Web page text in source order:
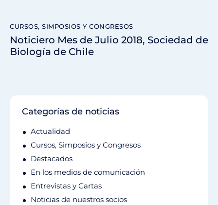
CURSOS, SIMPOSIOS Y CONGRESOS
Noticiero Mes de Julio 2018, Sociedad de
Biología de Chile
Categorías de noticias
Actualidad
Cursos, Simposios y Congresos
Destacados
En los medios de comunicación
Entrevistas y Cartas
Noticias de nuestros socios